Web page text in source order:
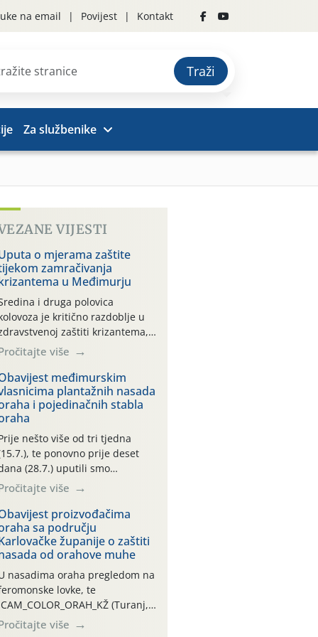
na email Povijest Kontakt
Traži
Za službenike
VIJESTI
o mjerama zaštite
zamračivanja
u Međimurju
i druga polovica
je kritično razdoblje u
zaštiti krizantema,
prije zamračivanja u proteklom
smo mjesecu tri puta upućivali
o preventivnim
zaštite krizantema od
uzročnika bolesti,
i fito-fagnih grinja (23.7.,
06.7.)! Na početku ovog
je zabilježeno je
i ekstremno vruće
razdoblje, uz
temperature […]
više
međimurskim
plantažnih nasada
i pojedinačnih stabla
nešto više od tri tjedna
te ponovno prije deset
(28.7.) uputili smo
vlasnicima plantažnih
nasada oraha i pojedinačnih
o početku leta i
potrebi usmjerenog
orahove muhe
completa)! Već
dana traje drugi
“toplinski udar”, koji
naročito izražen zadnja šest
(31.7.-05.8.), jer najviše
zraka svakodnevno
više
proizvođačima
sa području
županije o zaštiti
od orahove muhe
nasadima oraha pregledom na
lovke, te
CAM_COLOR_ORAH_KŽ (Turanj,
zabilježena je mala
više